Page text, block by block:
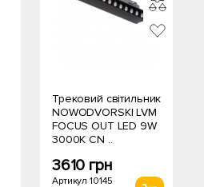
Трековий світильник
NOWODVORSKI LVM
FOCUS OUT LED 9W
3000К CN ..
3610 грн
Артикул 10145